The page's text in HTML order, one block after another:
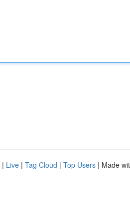
| Live | Tag Cloud | Top Users | Made